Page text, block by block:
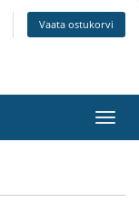
Vaata ostukorvi